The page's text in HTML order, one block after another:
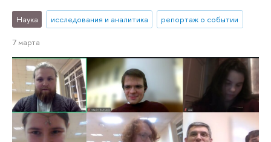
Наука исследования и аналитика репортаж о событии
7 марта